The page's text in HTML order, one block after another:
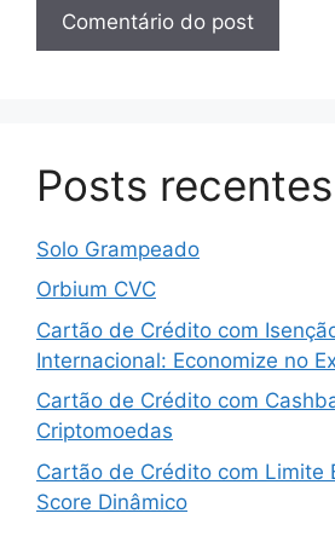
Posts recentes
Solo Grampeado
Orbium CVC
Cartão de Crédito com
Internacional: Economize no
Cartão de Crédito com
Criptomoedas
Cartão de Crédito com Limite
Score Dinâmico